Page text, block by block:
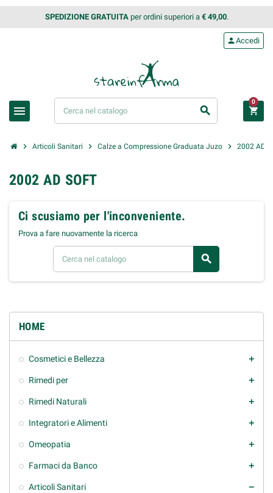
SPEDIZIONE GRATUITAper ordini superiori a € 49,00.
menu search
personAccedi
shopping_cart
0
chevron_right Articoli Sanitari chevron_right Calze a Compressione Graduata Juzo chevron_right 2002 AD
HOME
Cosmetici e Bellezza add
Rimedi per add
Rimedi Naturali add
Integratori e Alimenti add
Omeopatia add
Farmaci da Banco add
Articoli Sanitari remove
2002 AD SOFT
Ci scusiamo per l'inconveniente.
Prova a fare nuovamente la ricerca
search